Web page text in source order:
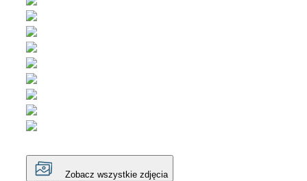
Zobacz wszystkie zdjęcia